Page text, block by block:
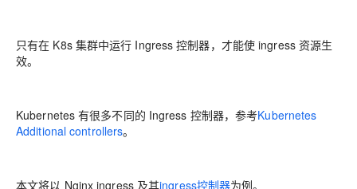
只有在 K8s 集群中运行 Ingress 控制器，才能使 ingress 资源生
效。
Kubernetes 有很多不同的 Ingress 控制器，参考Kubernetes
Additional controllers。
本文将以 Nginx ingress 及其ingress控制器为例。